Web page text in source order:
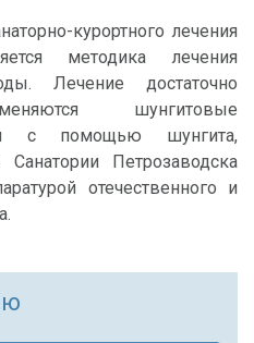
курортного лечения
методика лечения
Лечение достаточно
шунгитовые
с помощью шунгита,
Петрозаводска
отечественного и